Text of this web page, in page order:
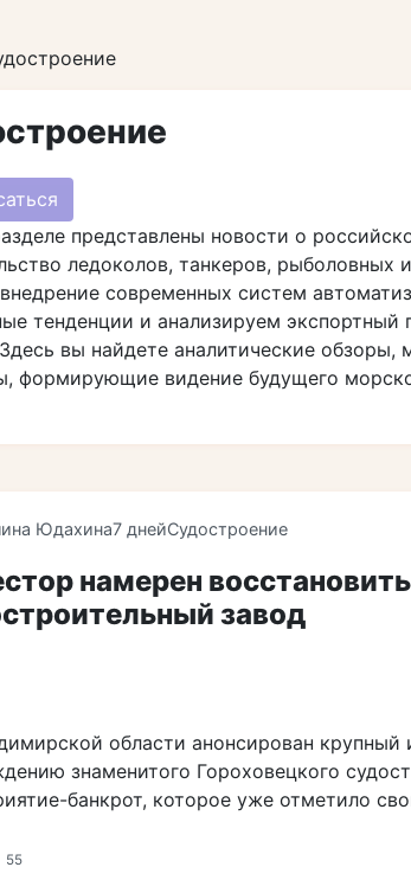
представлены новости о
ледоколов, танкеров, рыболовных
современных систем
тенденции и анализируем экспортный
вы найдете аналитические обзоры,
формирующие видение будущего
Юдахина7 днейСудостроение
намерен
завод
области анонсирован крупный
знаменитого Гороховецкого
банкрот, которое уже отметило
55